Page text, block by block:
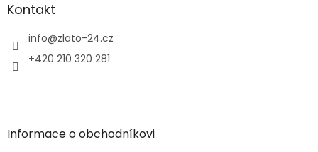
Kontakt
info@zlato-24.cz
+420 210 320 281
Informace o obchodníkovi